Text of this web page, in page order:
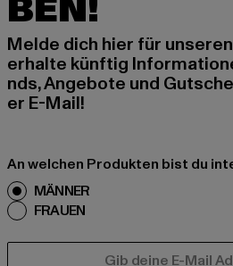
BEN!
Melde dich hier für
erhalte künftig
nds, Angebote und
er E-Mail!
An welchen Produkten bist du
MÄNNER
FRAUEN